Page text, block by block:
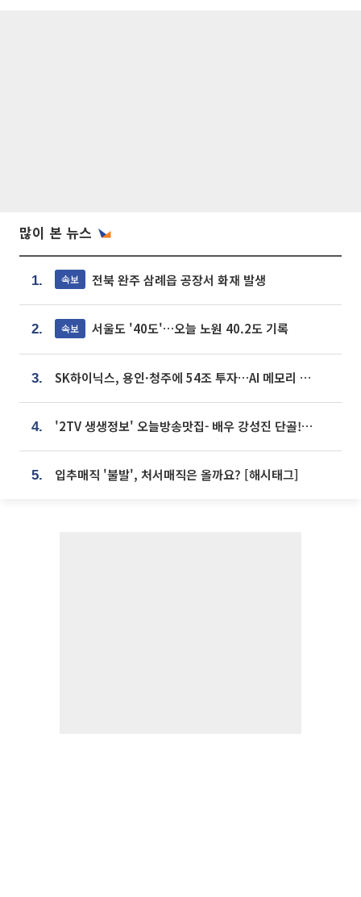
많이 본 뉴스
1. 속보 전북 완주 삼례읍 공장서 화재 발생
2. 속보 서울도 '40도'…오늘 노원 40.2도 기록
3. SK하이닉스, 용인·청주에 54조 투자…AI 메모리 생산기지 키운다
4. '2TV 생생정보' 오늘방송맛집- 배우 강성진 단골! 쌀국수ㆍ푸팟퐁 커리 맛집 '블○○○'
5. 입추매직 '불발', 처서매직은 올까요? [해시태그]